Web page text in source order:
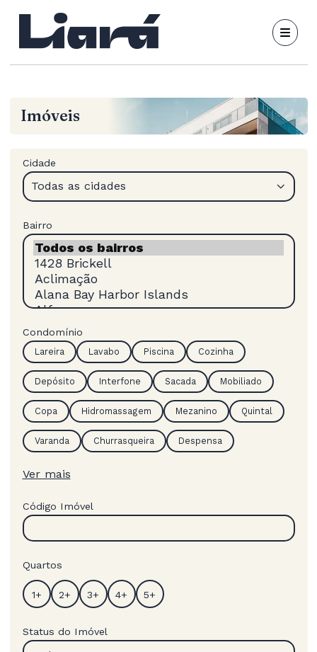
Imóveis
Cidade
Todas as cidades
Bairro
Condomínio
Lareira Lavabo Piscina Cozinha
Depósito Interfone Sacada Mobiliado
Copa Hidromassagem Mezanino Quintal
Varanda Churrasqueira Despensa
Ver mais
Código Imóvel
Quartos
Status do Imóvel